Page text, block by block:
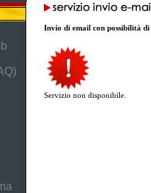
Invio di email con possibilità di
Servizio non disponibile.